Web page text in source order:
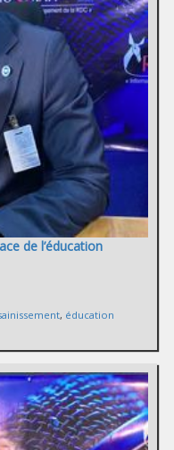
de l’éducation
, éducation